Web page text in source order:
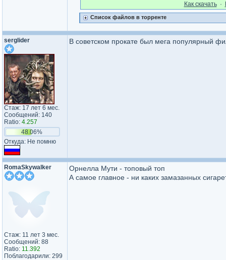
Как cкачать·
Список файлов в торренте
serglider
Стаж: 17 лет 6 мес.
Сообщений: 140
Ratio: 4.257
48.06%
Откуда: Не помню
В советском прокате был мега популярный
RomaSkywalker
Стаж: 11 лет 3 мес.
Сообщений: 88
Ratio: 11.392
Поблагодарили: 299
Орнелла Мути - топовый топ
А самое главное - ни каких замазанных